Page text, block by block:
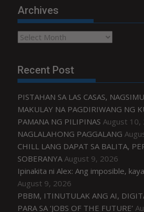
Archives
Archives
Recent Post
PISTAHAN SA LAS CASAS,
MAKULAY NA PAGDIRIWANG NG
PAMANA NG PILIPINAS August 10,
NAGLALAHONG PAGGALANG
CHILL LANG DAPAT SA BALITA,
SOBERANYA August 9, 2026
Ipinakita ni Alex: Ang imposible,
August 9, 2026
PBBM, ITINUTULAK ANG AI,
PARA SA ‘JOBS OF THE FUTURE’